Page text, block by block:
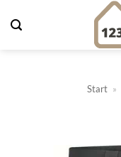
Inhalt
Start »